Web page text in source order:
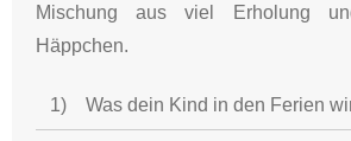
Mischung aus viel Erholung
Häppchen.
1) Was dein Kind in den Ferien